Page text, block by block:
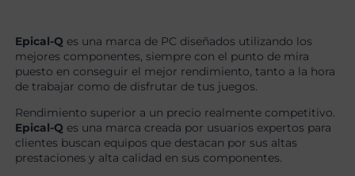
Epical-Q es una marca de PC diseñados utilizando los
mejores componentes, siempre con el punto de mira
puesto en conseguir el mejor rendimiento, tanto a la hora
de trabajar como de disfrutar de tus juegos.
Rendimiento superior a un precio realmente competitivo.
Epical-Q es una marca creada por usuarios expertos para
clientes buscan equipos que destacan por sus altas
prestaciones y alta calidad en sus componentes.